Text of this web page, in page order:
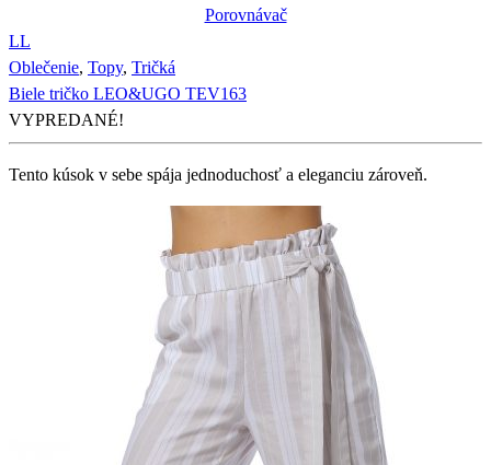
Porovnávač
LL
Oblečenie, Topy, Tričká
Biele tričko LEO&UGO TEV163
VYPREDANÉ!
Tento kúsok v sebe spája jednoduchosť a eleganciu zároveň.